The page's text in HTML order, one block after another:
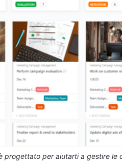
progettato per aiutarti a gestire le